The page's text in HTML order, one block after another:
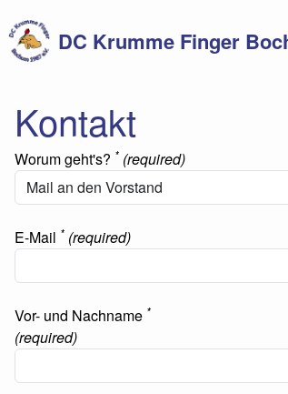
DC Krumme Finger
Kontakt
Worum geht's? * (required)
E-Mail * (required)
Vor- und Nachname *
(required)